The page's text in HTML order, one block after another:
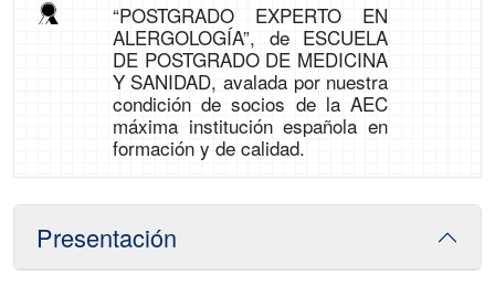
“POSTGRADO EXPERTO EN
ALERGOLOGÍA”, de ESCUELA
DE POSTGRADO DE MEDICINA
Y SANIDAD, avalada por nuestra
condición de socios de la AEC
máxima institución española en
formación y de calidad.
Presentación